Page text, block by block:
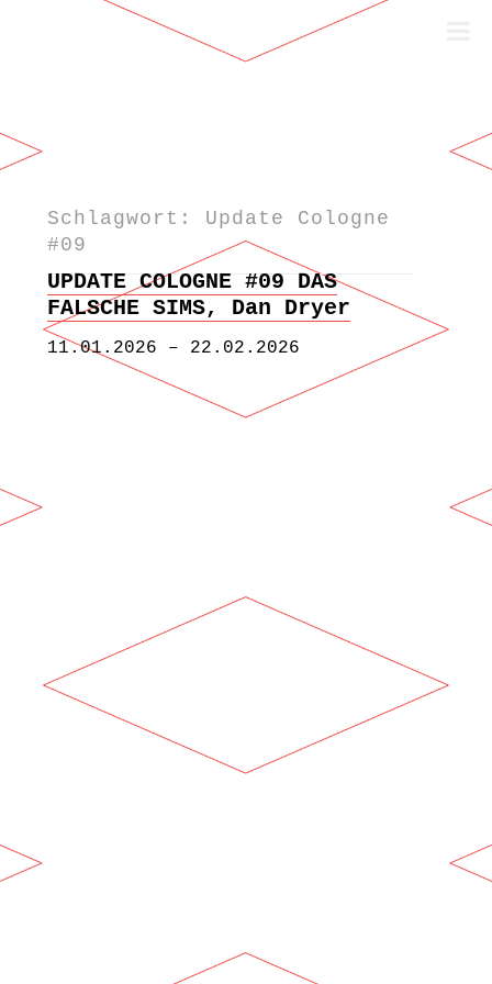
Zum Inhalt springen
Schlagwort: Update Cologne
#09
UPDATE COLOGNE #09 DAS
FALSCHE SIMS, Dan Dryer
11.01.2026 – 22.02.2026